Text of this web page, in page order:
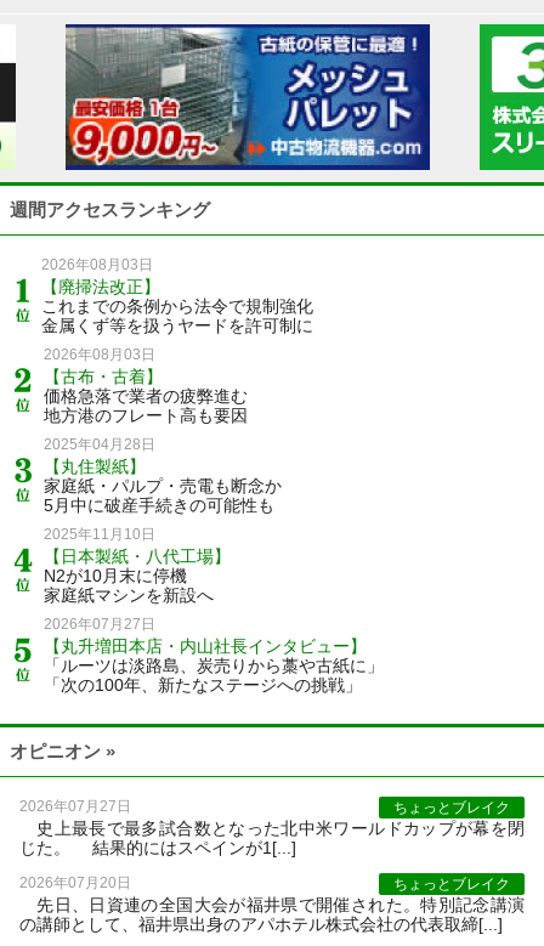
週間アクセスランキング
2026年08月03日
【廃掃法改正】
これまでの条例から法令で規制強化
金属くず等を扱うヤードを許可制に
2026年08月03日
【古布・古着】
価格急落で業者の疲弊進む
地方港のフレート高も要因
2025年04月28日
【丸住製紙】
家庭紙・パルプ・売電も断念か
5月中に破産手続きの可能性も
2025年11月10日
【日本製紙・八代工場】
N2が10月末に停機
家庭紙マシンを新設へ
2026年07月27日
【丸升増田本店・内山社長インタビュー】
「ルーツは淡路島、炭売りから藁や古紙に」
「次の100年、新たなステージへの挑戦」
オピニオン »
2026年07月27日 ちょっとブレイク
史上最長で最多試合数となった北中米ワールドカップが幕を閉
じた。 結果的にはスペインが1[...]
2026年07月20日 ちょっとブレイク
先日、日資連の全国大会が福井県で開催された。特別記念講演
の講師として、福井県出身のアパホテル株式会社の代表取締[...]